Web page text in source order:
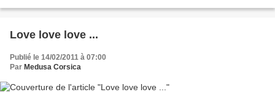
Love love love ...
Publié le 14/02/2011 à 07:00
Par Medusa Corsica